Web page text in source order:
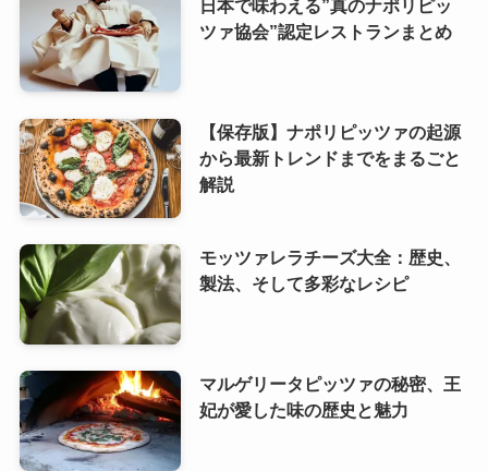
日本で味わえる”真のナポリピッ
ツァ協会”認定レストランまとめ
【保存版】ナポリピッツァの起源
から最新トレンドまでをまるごと
解説
モッツァレラチーズ大全：歴史、
製法、そして多彩なレシピ
マルゲリータピッツァの秘密、王
妃が愛した味の歴史と魅力